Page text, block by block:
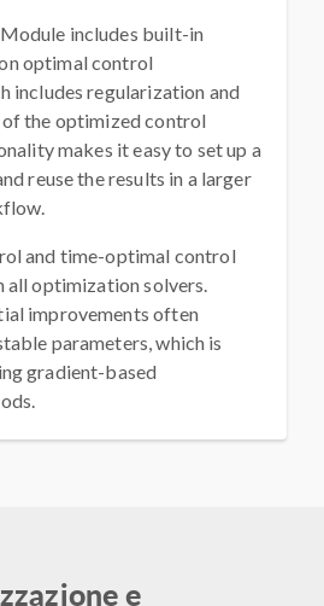
includes built-in
optimal control
includes regularization and
the optimized control
makes it easy to set up a
reuse the results in a larger
and time-optimal control
all optimization solvers.
improvements often
parameters, which is
gradient-based
e